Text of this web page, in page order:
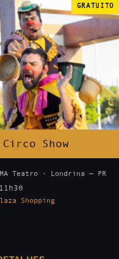
GRATUITO
Circo Show
Teatro · Londrina — PR
11h30
Shopping